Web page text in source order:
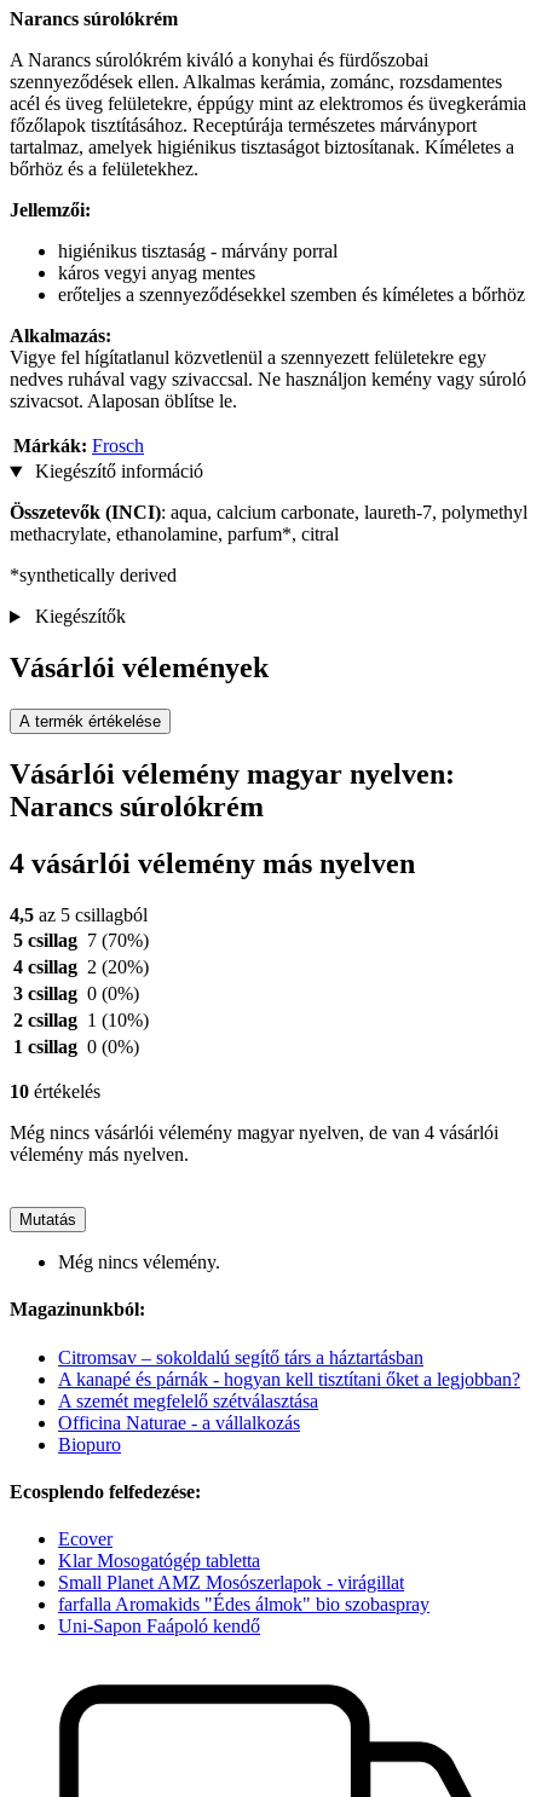
Narancs súrolókrém
A Narancs súrolókrém kiváló a konyhai és fürdőszobai
szennyeződések ellen. Alkalmas kerámia, zománc, rozsdamentes
acél és üveg felületekre, éppúgy mint az elektromos és üvegkerámia
főzőlapok tisztításához. Receptúrája természetes márványport
tartalmaz, amelyek higiénikus tisztaságot biztosítanak. Kíméletes a
bőrhöz és a felületekhez.
Jellemzői:
higiénikus tisztaság - márvány porral
káros vegyi anyag mentes
erőteljes a szennyeződésekkel szemben és kíméletes a bőrhöz
Alkalmazás:
Vigye fel hígítatlanul közvetlenül a szennyezett felületekre egy
nedves ruhával vagy szivaccsal. Ne használjon kemény vagy súroló
szivacsot. Alaposan öblítse le.
Márkák: Frosch
Kiegészítő információ
Összetevők (INCI): aqua, calcium carbonate, laureth-7, polymethyl
methacrylate, ethanolamine, parfum*, citral
*synthetically derived
Kiegészítők
Vásárlói vélemények
A termék értékelése
Vásárlói vélemény magyar nyelven:
Narancs súrolókrém
4 vásárlói vélemény más nyelven
4,5 az 5 csillagból
5 csillag 7 (70%)
4 csillag 2 (20%)
3 csillag 0 (0%)
2 csillag 1 (10%)
1 csillag 0 (0%)
10 értékelés
Még nincs vásárlói vélemény magyar nyelven, de van 4 vásárlói
vélemény más nyelven.
Mutatás
Még nincs vélemény.
Magazinunkból:
Citromsav – sokoldalú segítő társ a háztartásban
A kanapé és párnák - hogyan kell tisztítani őket a legjobban?
A szemét megfelelő szétválasztása
Officina Naturae - a vállalkozás
Biopuro
Ecosplendo felfedezése:
Ecover
Klar Mosogatógép tabletta
Small Planet AMZ Mosószerlapok - virágillat
farfalla Aromakids "Édes álmok" bio szobaspray
Uni-Sapon Faápoló kendő